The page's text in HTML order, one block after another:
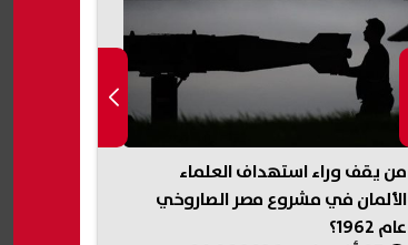
من يقف وراء استهداف العلماء
الألمان في مشروع مصر الصاروخي
عام 1962؟